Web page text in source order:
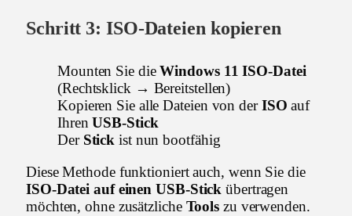
Schritt 3: ISO-Dateienkopieren
Mounten Sie dieWindows 11 ISO-Datei
(Rechtsklick → Bereitstellen)
Kopieren Sie alle Dateien von derISO auf
IhrenUSB-Stick
Der Stick ist nun bootfähig
Diese Methode funktioniert auch, wenn Sie die
ISO-Datei auf einen USB-Stick übertragen
möchten, ohne zusätzliche Tools zu verwenden.